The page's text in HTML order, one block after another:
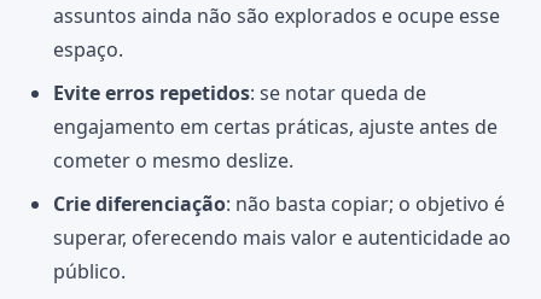
assuntos ainda não são explorados e ocupe esse
espaço.
Evite erros repetidos: se notar queda de
engajamento em certas práticas, ajuste antes de
cometer o mesmo deslize.
Crie diferenciação: não basta copiar; o objetivo é
superar, oferecendo mais valor e autenticidade ao
público.